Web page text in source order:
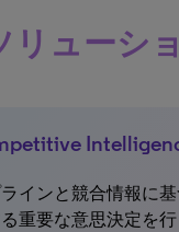
リューシ
インと競合情報に
重要な意思決定を